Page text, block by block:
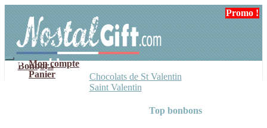
navigation
contenu
Mon compte
Panier
Bonbons
Chocolats de St Valentin
Saint Valentin
Top bonbons
Promo !